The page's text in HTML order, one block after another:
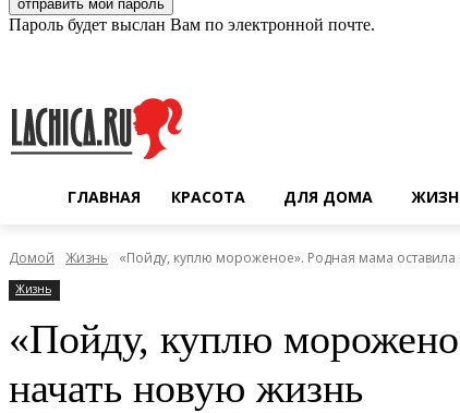
Пароль будет выслан Вам по электронной почте.
ГЛАВНАЯ КРАСОТА ДЛЯ ДОМА
Домой Жизнь «Пойду, куплю мороженое». Родная мама
Жизнь
«Пойду, куплю
начать новую жизнь